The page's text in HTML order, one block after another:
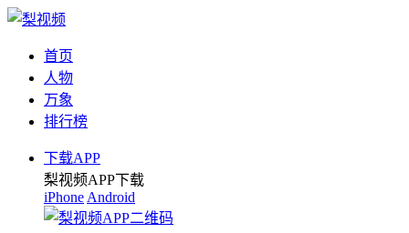
首页
人物
万象
排行榜
下载APP
梨视频APP下载
iPhone Android